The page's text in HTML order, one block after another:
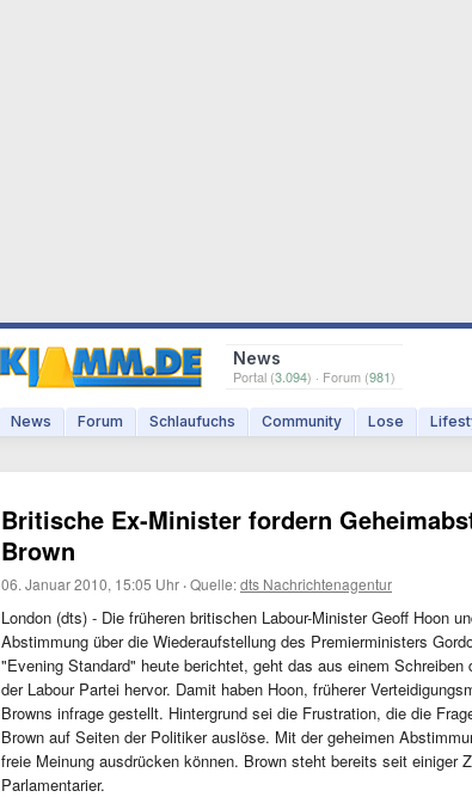
News
Portal (3.094) · Forum (981)
News Forum Schlaufuchs Community Lose
Britische Ex-Minister fordern
Brown
06. Januar 2010, 15:05 Uhr ·Quelle:dts Nachrichtenagentur
London (dts) - Die früheren britischen Labour-Minister Geoff Hoon
Abstimmung über die Wiederaufstellung des Premierministers
"Evening Standard" heute berichtet, geht das aus einem
der Labour Partei hervor. Damit haben Hoon, früherer
Browns infrage gestellt. Hintergrund sei die Frustration, die die
Brown auf Seiten der Politiker auslöse. Mit der geheimen
freie Meinung ausdrücken können. Brown steht bereits seit einiger
Parlamentarier.